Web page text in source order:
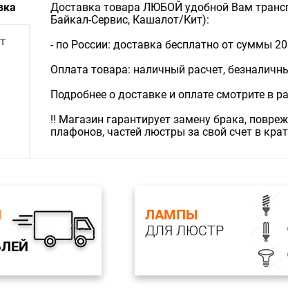
Доставка товара ЛЮБОЙ удобной Вам
Байкал-Сервис, Кашалот/Кит):
- по России: доставка бесплатно от суммы
Оплата товара: наличный расчет,
Подробнее о доставке и оплате смотрите в
‼️ Магазин гарантирует замену брака,
плафонов, частей люстры за свой счет в
ЛАМПЫ
ДЛЯ ЛЮСТР